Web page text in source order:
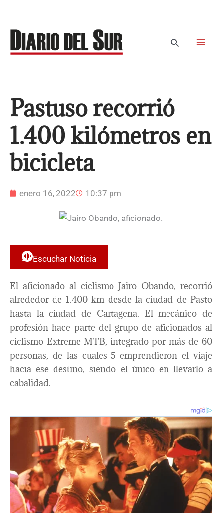
contenido
Buscar
Pastuso recorrió
1.400 kilómetros en
bicicleta
enero 16, 2022 10:37 pm
Escuchar Noticia
El aficionado al ciclismo Jairo Obando, recorrió
alrededor de 1.400 km desde la ciudad de Pasto
hasta la ciudad de Cartagena. El mecánico de
profesión hace parte del grupo de aficionados al
ciclismo Extreme MTB, integrado por más de 60
personas, de las cuales 5 emprendieron el viaje
hacia ese destino, siendo el único en llevarlo a
cabalidad.